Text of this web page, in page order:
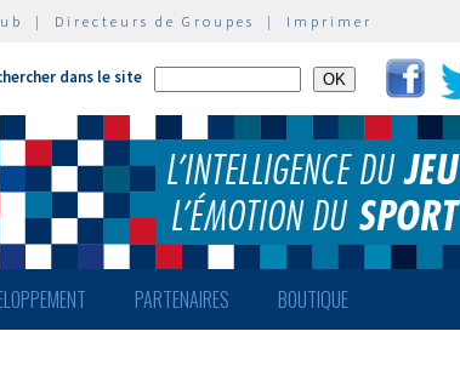
| Directeurs de Groupes | Imprimer
dans le site
PARTENAIRES BOUTIQUE